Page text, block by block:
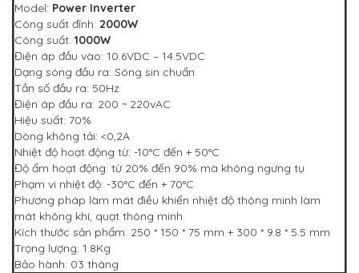
Model: Power Inverter
Công suất đỉnh: 2000W
Công suất: 1000W
Điện áp đầu vào: 10.6VDC – 14.5VDC
Dạng sóng đầu ra: Sóng sin chuẩn
Tần số đầu ra: 50Hz
Điện áp đầu ra: 200 ~ 220vAC
Hiệu suất: 70%
Dòng không tải: <0,2A
Nhiệt độ hoạt động từ: -10°C đến + 50°C
Độ ẩm hoạt động: từ 20% đến 90% mà không ngưng tụ
Phạm vi nhiệt độ: -30°C đến + 70°C
Phương pháp làm mát điều khiển nhiệt độ thông minh làm
mát không khí, quạt thông minh
Kích thước sản phẩm: 250 * 150 * 75 mm + 300 * 9.8 * 5.5 mm
Trọng lượng: 1.8Kg
Bảo hành: 03 tháng